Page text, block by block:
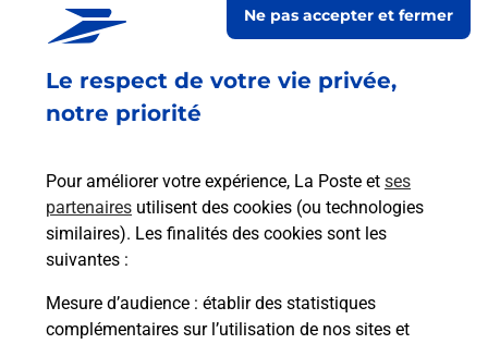
Le respect de votre vie privée,
notre priorité
Pour améliorer votre expérience, La Poste et ses
partenaires utilisent des cookies (ou technologies
similaires). Les finalités des cookies sont les
suivantes :
Mesure d’audience : établir des statistiques
complémentaires sur l’utilisation de nos sites et
Ne pas accepter et fermer
Recherchez un autre point de contact
Quel réseau utilise La Poste Mobile ?
Est-ce que je peux garder mon
numéro de mobile gratuitement ?